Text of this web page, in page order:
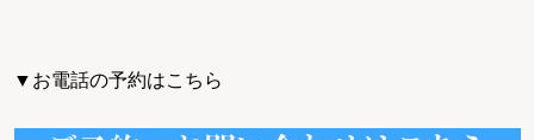
▼お電話の予約はこちら